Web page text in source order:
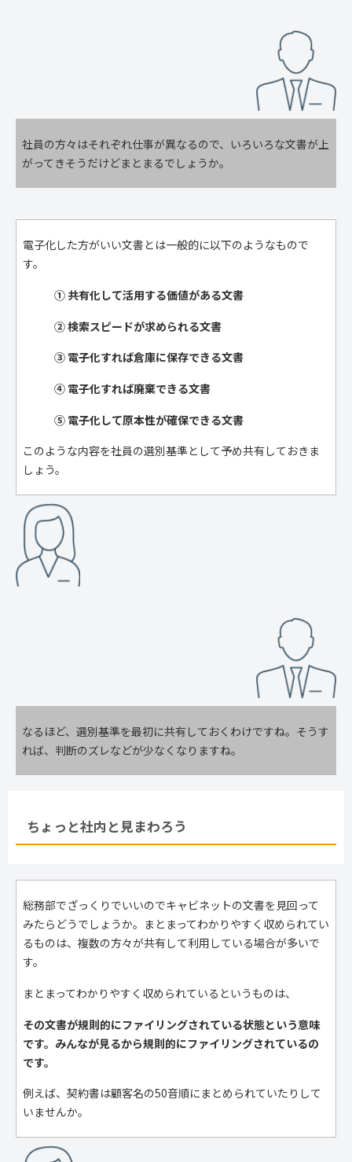
社員の方々はそれぞれ仕事が異なるので、いろいろな文書が上
がってきそうだけどまとまるでしょうか。
電子化した方がいい文書とは一般的に以下のようなもので
す。
① 共有化して活用する価値がある文書
② 検索スピードが求められる文書
③ 電子化すれば倉庫に保存できる文書
④ 電子化すれば廃棄できる文書
⑤ 電子化して原本性が確保できる文書
このような内容を社員の選別基準として予め共有しておきま
しょう。
なるほど、選別基準を最初に共有しておくわけですね。そうす
れば、判断のズレなどが少なくなりますね。
ちょっと社内と見まわろう
総務部でざっくりでいいのでキャビネットの文書を見回って
みたらどうでしょうか。まとまってわかりやすく収められてい
るものは、複数の方々が共有して利用している場合が多いで
す。
まとまってわかりやすく収められているというものは、
その文書が規則的にファイリングされている状態という意味
です。みんなが見るから規則的にファイリングされているの
です。
例えば、契約書は顧客名の50音順にまとめられていたりして
いませんか。